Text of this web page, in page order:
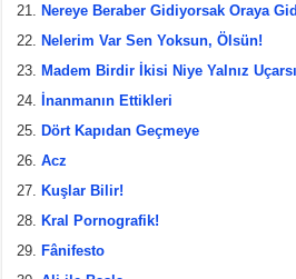
Nereye Beraber Gidiyorsak Oraya
Nelerim Var Sen Yoksun, Ölsün!
Madem Birdir İkisi Niye Yalnız
İnanmanın Ettikleri
Dört Kapıdan Geçmeye
Acz
Kuşlar Bilir!
Kral Pornografik!
Fânifesto